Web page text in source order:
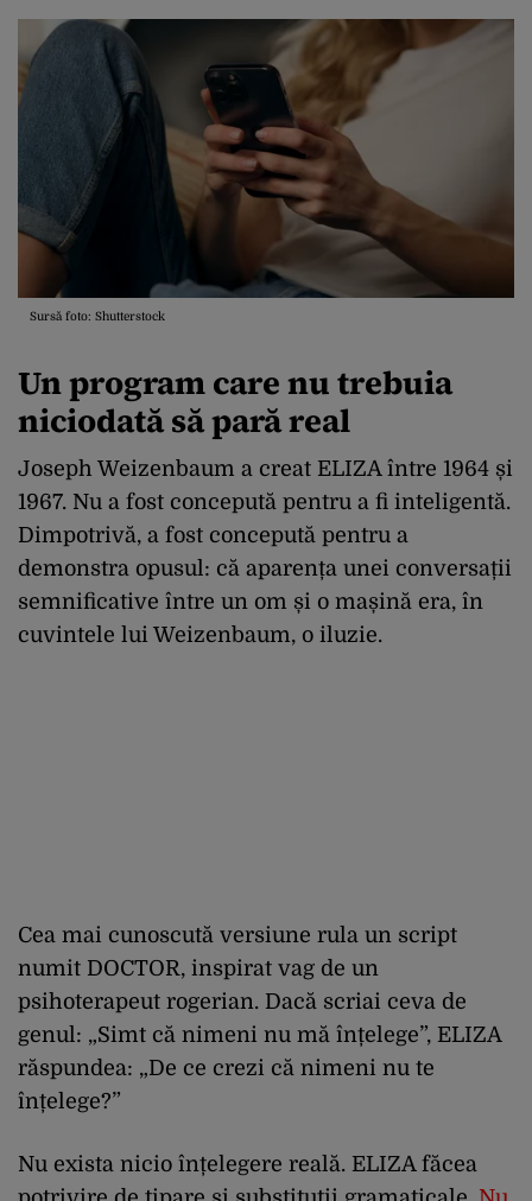
Sursă foto: Shutterstock
Un program care nu trebuia
niciodată să pară real
Joseph Weizenbaum a creat ELIZA între 1964 și
1967. Nu a fost concepută pentru a fi inteligentă.
Dimpotrivă, a fost concepută pentru a
demonstra opusul: că aparența unei conversații
semnificative între un om și o mașină era, în
cuvintele lui Weizenbaum, o iluzie.
Cea mai cunoscută versiune rula un script
numit DOCTOR, inspirat vag de un
psihoterapeut rogerian. Dacă scriai ceva de
genul: „Simt că nimeni nu mă înțelege”, ELIZA
răspundea: „De ce crezi că nimeni nu te
înțelege?”
Nu exista nicio înțelegere reală. ELIZA făcea